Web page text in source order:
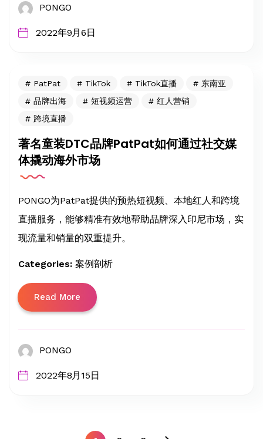
PONGO
2022年9月6日
PatPat TikTok TikTok直播
东南亚
品牌出海
短视频运营
红人营销
跨境直播
著名童装DTC品牌PatPat如何通过社交媒
体撬动海外市场
PONGO为PatPat提供的预热短视频、本地红人和跨境
直播服务，能够精准有效地帮助品牌深入印尼市场，实
现流量和销量的双重提升。
Categories: 案例剖析
Read More
PONGO
2022年8月15日